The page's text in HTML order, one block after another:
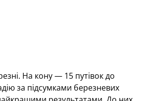
На кону — 15 путівок до
за підсумками березневих